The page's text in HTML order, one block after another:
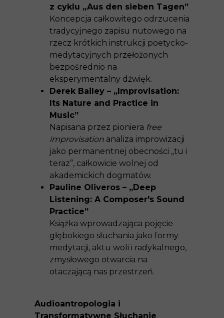
z cyklu „Aus den sieben Tagen”
Koncepcja całkowitego odrzucenia
tradycyjnego zapisu nutowego na
rzecz krótkich instrukcji poetycko-
medytacyjnych przełożonych
bezpośrednio na
eksperymentalny dźwięk.
Derek Bailey – „Improvisation:
Its Nature and Practice in
Music”
Napisana przez pioniera free
improvisation analiza improwizacji
jako permanentnej obecności „tu i
teraz”, całkowicie wolnej od
akademickich dogmatów.
Pauline Oliveros – „Deep
Listening: A Composer's Sound
Practice”
Książka wprowadzająca pojęcie
głębokiego słuchania jako formy
medytacji, aktu woli i radykalnego,
zmysłowego otwarcia na
otaczającą nas przestrzeń.
Audioantropologia i
Transformatywne Słuchanie